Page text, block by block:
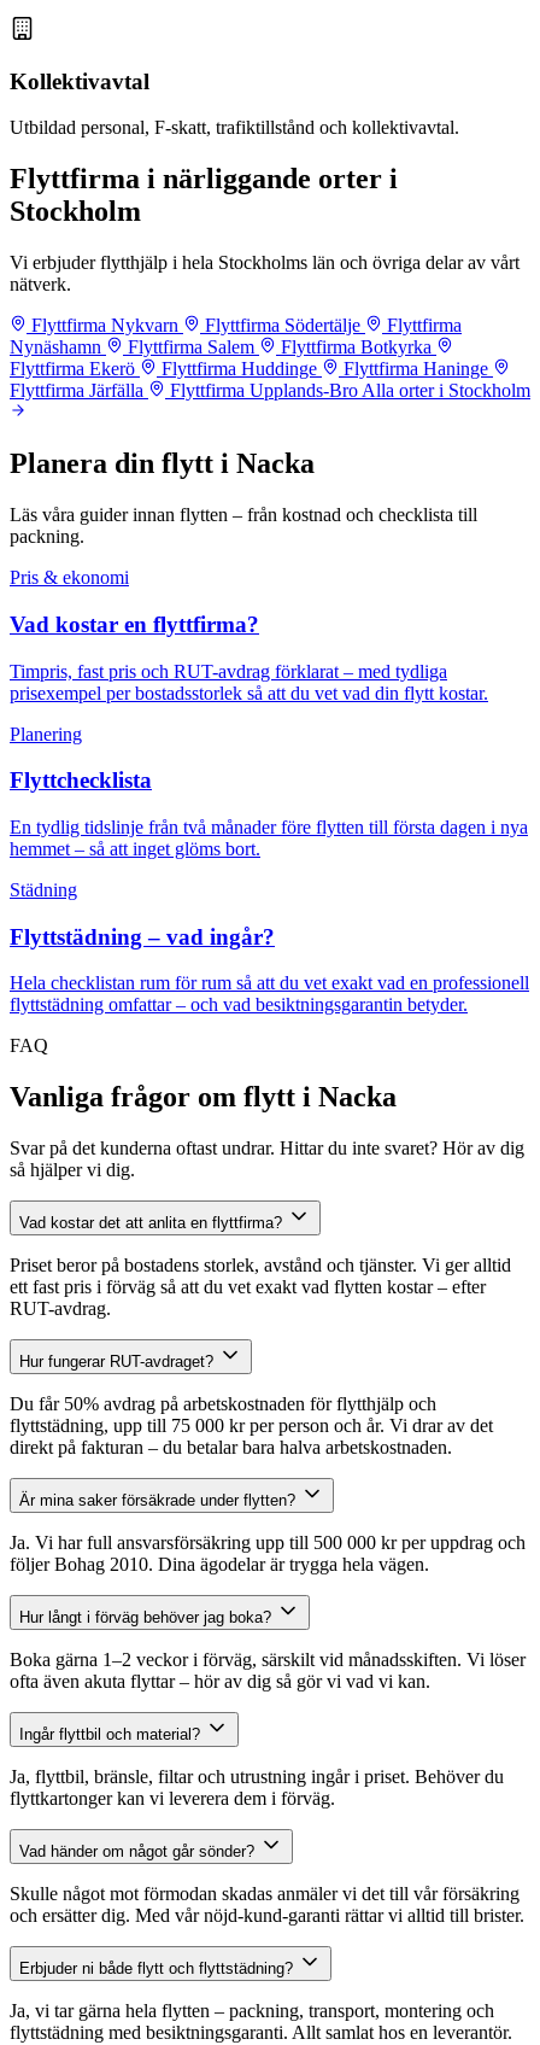
Kollektivavtal
Utbildad personal, F-skatt, trafiktillstånd och kollektivavtal.
Flyttfirma i närliggande orter i
Stockholm
Vi erbjuder flytthjälp i hela Stockholms län och övriga delar av vårt
nätverk.
Flyttfirma Nykvarn
Flyttfirma Södertälje
Flyttfirma
Nynäshamn
Flyttfirma Salem
Flyttfirma Botkyrka
Flyttfirma Ekerö
Flyttfirma Huddinge
Flyttfirma Haninge
Flyttfirma Järfälla
Flyttfirma Upplands-Bro Alla orter i Stockholm
Planera din flytt i Nacka
Läs våra guider innan flytten – från kostnad och checklista till
packning.
Pris & ekonomi
Vad kostar en flyttfirma?
Timpris, fast pris och RUT-avdrag förklarat – med tydliga
prisexempel per bostadsstorlek så att du vet vad din flytt kostar.
Planering
Flyttchecklista
En tydlig tidslinje från två månader före flytten till första dagen i nya
hemmet – så att inget glöms bort.
Städning
Flyttstädning – vad ingår?
Hela checklistan rum för rum så att du vet exakt vad en professionell
flyttstädning omfattar – och vad besiktningsgarantin betyder.
FAQ
Vanliga frågor om flytt i Nacka
Svar på det kunderna oftast undrar. Hittar du inte svaret? Hör av dig
så hjälper vi dig.
Vad kostar det att anlita en flyttfirma?
Priset beror på bostadens storlek, avstånd och tjänster. Vi ger alltid
ett fast pris i förväg så att du vet exakt vad flytten kostar – efter
RUT-avdrag.
Hur fungerar RUT-avdraget?
Du får 50% avdrag på arbetskostnaden för flytthjälp och
flyttstädning, upp till 75 000 kr per person och år. Vi drar av det
direkt på fakturan – du betalar bara halva arbetskostnaden.
Är mina saker försäkrade under flytten?
Ja. Vi har full ansvarsförsäkring upp till 500 000 kr per uppdrag och
följer Bohag 2010. Dina ägodelar är trygga hela vägen.
Hur långt i förväg behöver jag boka?
Boka gärna 1–2 veckor i förväg, särskilt vid månadsskiften. Vi löser
ofta även akuta flyttar – hör av dig så gör vi vad vi kan.
Ingår flyttbil och material?
Ja, flyttbil, bränsle, filtar och utrustning ingår i priset. Behöver du
flyttkartonger kan vi leverera dem i förväg.
Vad händer om något går sönder?
Skulle något mot förmodan skadas anmäler vi det till vår försäkring
och ersätter dig. Med vår nöjd-kund-garanti rättar vi alltid till brister.
Erbjuder ni både flytt och flyttstädning?
Ja, vi tar gärna hela flytten – packning, transport, montering och
flyttstädning med besiktningsgaranti. Allt samlat hos en leverantör.